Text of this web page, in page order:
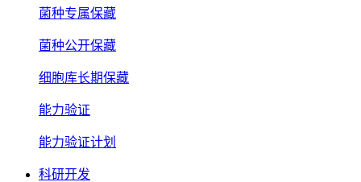
菌种专属保藏
菌种公开保藏
细胞库长期保藏
能力验证
能力验证计划
科研开发